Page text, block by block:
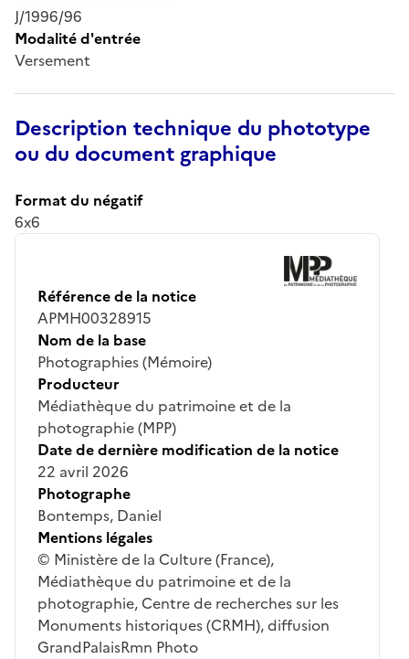
J/1996/96
Modalité d'entrée
Versement
Description technique du phototype
ou du document graphique
Format du négatif
6x6
Référence de la notice
APMH00328915
Nom de la base
Photographies (Mémoire)
Producteur
Médiathèque du patrimoine et de la
photographie (MPP)
Date de dernière modification de la notice
22 avril 2026
Photographe
Bontemps, Daniel
Mentions légales
© Ministère de la Culture (France),
Médiathèque du patrimoine et de la
photographie, Centre de recherches sur les
Monuments historiques (CRMH), diffusion
GrandPalaisRmn Photo